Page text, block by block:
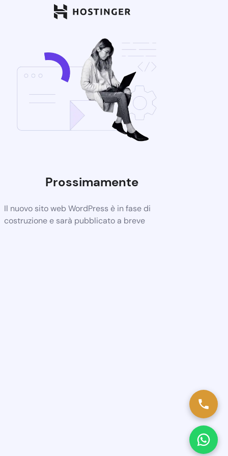
Prossimamente
Il nuovo sito web WordPress è in fase di
costruzione e sarà pubblicato a breve